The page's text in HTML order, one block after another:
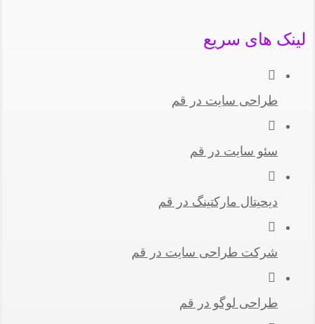
لینک های سریع
طراحی سایت در قم
سئو سایت در قم
دیحیتال مارکتینگ در قم
شرکت طراحی سایت در قم
طراحی لوگو در قم